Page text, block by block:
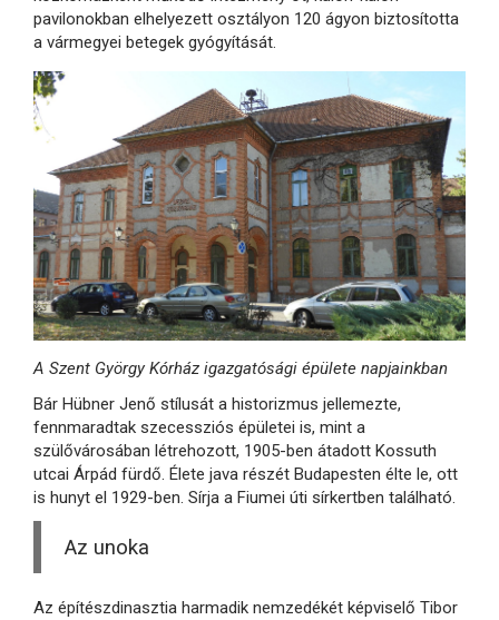
pavilonokban elhelyezett osztályon 120 ágyon biztosította
a vármegyei betegek gyógyítását.
A Szent György Kórház igazgatósági épülete napjainkban
Bár Hübner Jenő stílusát a historizmus jellemezte,
fennmaradtak szecessziós épületei is, mint a
szülővárosában létrehozott, 1905-ben átadott Kossuth
utcai Árpád fürdő. Élete java részét Budapesten élte le, ott
is hunyt el 1929-ben. Sírja a Fiumei úti sírkertben található.
Az unoka
Az építészdinasztia harmadik nemzedékét képviselő Tibor